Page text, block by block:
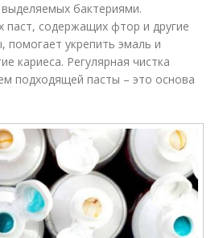
бактериями.
паст, содержащих фтор и другие
помогает укрепить эмаль и
кариеса. Регулярная чистка
подходящей пасты – это основа